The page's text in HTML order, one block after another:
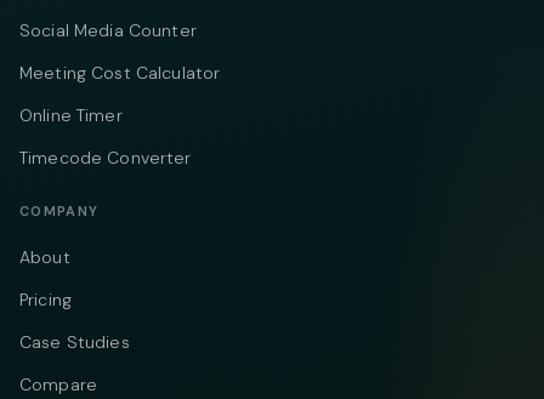
Social Media Counter
Meeting Cost Calculator
Online Timer
Timecode Converter
COMPANY
About
Pricing
Case Studies
Compare